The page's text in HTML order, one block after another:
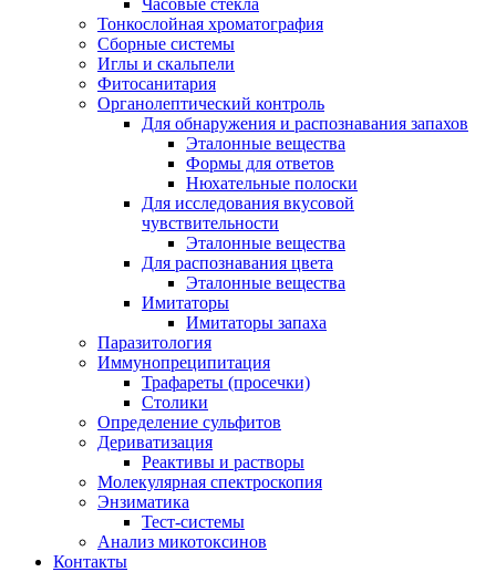
Часовые стекла
Тонкослойная хроматография
Сборные системы
Иглы и скальпели
Фитосанитария
Органолептический контроль
Для обнаружения и распознавания запахов
Эталонные вещества
Формы для ответов
Нюхательные полоски
Для исследования вкусовой
чувствительности
Эталонные вещества
Для распознавания цвета
Эталонные вещества
Имитаторы
Имитаторы запаха
Паразитология
Иммунопреципитация
Трафареты (просечки)
Столики
Определение сульфитов
Дериватизация
Реактивы и растворы
Молекулярная спектроскопия
Энзиматика
Тест-системы
Анализ микотоксинов
Контакты